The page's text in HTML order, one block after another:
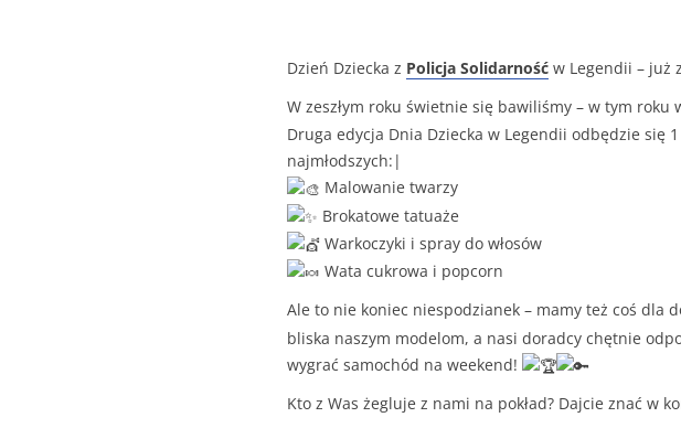
Dzień Dziecka z Policja Solidarnośćw Legendii – już
W zeszłym roku świetnie się bawiliśmy – w tym roku
Druga edycja Dnia Dziecka w Legendii odbędzie się
najmłodszych:|
Malowanie twarzy
Brokatowe tatuaże
Warkoczyki i spray do włosów
Wata cukrowa i popcorn
Ale to nie koniec niespodzianek – mamy też coś dla
bliska naszym modelom, a nasi doradcy chętnie
wygrać samochód na weekend!
Kto z Was żegluje z nami na pokład? Dajcie znać w